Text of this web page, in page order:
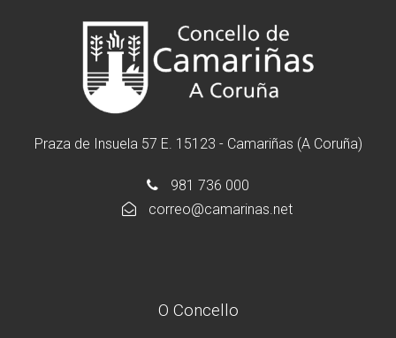
Praza de Insuela 57 E. 15123 - Camariñas (A Coruña)
981 736 000
correo@camarinas.net
O Concello